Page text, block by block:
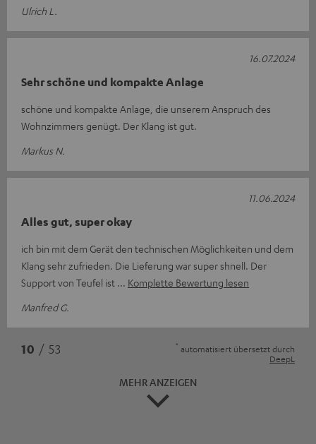
Ulrich L.
Sehr schöne und kompakte Anlage
schöne und kompakte Anlage, die unserem Anspruch des
Wohnzimmers genügt. Der Klang ist gut.
Markus N.
16.07.2024
Alles gut, super okay
ich bin mit dem Gerät den technischen Möglichkeiten und dem
Klang sehr zufrieden. Die Lieferung war super shnell. Der
Support von Teufel ist
Komplette Bewertung lesen
Manfred G.
11.06.2024
10 / 53 * automatisiert übersetzt durch
DeepL
MEHR ANZEIGEN